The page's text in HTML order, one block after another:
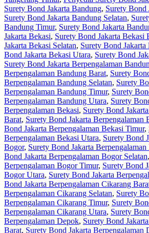
Surety Bond Jakarta Bandung, Surety Bond
Surety Bond Jakarta Bandung Selatan,
Bandung Timur, Surety Bond Jakarta
Jakarta Bekasi, Surety Bond Jakarta Bekasi
Jakarta Bekasi Selatan, Surety Bond Jakarta
Bond Jakarta Bekasi Utara, Surety Bond
Surety Bond Jakarta Berpengalaman
Berpengalaman Bandung Barat, Surety
Berpengalaman Bandung Selatan, Surety
Berpengalaman Bandung Timur, Surety
Berpengalaman Bandung Utara, Surety
Berpengalaman Bekasi, Surety Bond
Barat, Surety Bond Jakarta Berpengalaman
Bond Jakarta Berpengalaman Bekasi Timur,
Berpengalaman Bekasi Utara, Surety Bond
Bogor, Surety Bond Jakarta
Bond Jakarta Berpengalaman Bogor Selatan,
Berpengalaman Bogor Timur, Surety Bond
Bogor Utara, Surety Bond Jakarta
Bond Jakarta Berpengalaman Cikarang
Berpengalaman Cikarang Selatan, Surety
Berpengalaman Cikarang Timur, Surety
Berpengalaman Cikarang Utara, Surety
Berpengalaman Depok, Surety Bond
Barat, Surety Bond Jakarta Berpengalaman